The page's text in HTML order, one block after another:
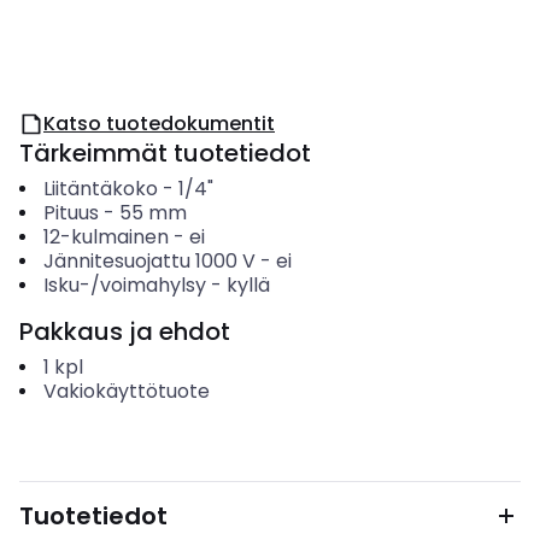
Katso tuotedokumentit
Tärkeimmät tuotetiedot
Liitäntäkoko - 1/4"
Pituus - 55 mm
12-kulmainen- ei
Jännitesuojattu 1000 V- ei
Isku-/voimahylsy- kyllä
Pakkaus ja ehdot
1 kpl
Vakiokäyttötuote
Tuotetiedot